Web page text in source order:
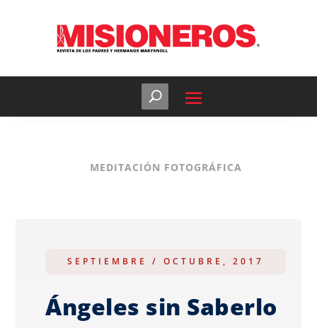
MEDITACIÓN FOTOGRÁFICA
SEPTIEMBRE / OCTUBRE, 2017
Ángeles sin Saberlo